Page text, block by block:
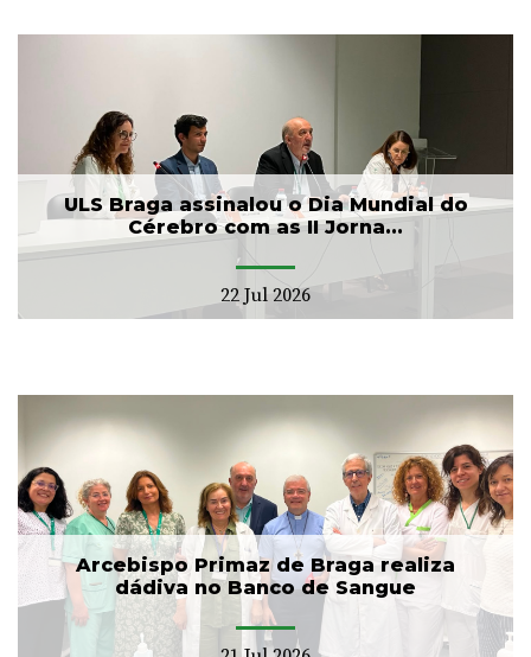
ULS Braga assinalou o Dia Mundial do
Cérebro com as II Jorna...
22 Jul 2026
Arcebispo Primaz de Braga realiza
dádiva no Banco de Sangue